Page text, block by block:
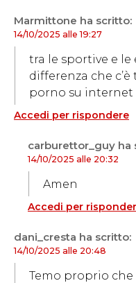
Marmittone ha scritto:
14/10/2025 alle 19:27
tra le sportive e le
differenza che c’è
porno su internet
Accedi per rispondere
carburettor_guy ha
14/10/2025 alle 20:32
Amen
Accedi per
dani_cresta ha scritto:
14/10/2025 alle 20:48
Temo proprio